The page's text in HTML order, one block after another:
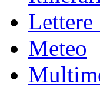
Lettere
Meteo